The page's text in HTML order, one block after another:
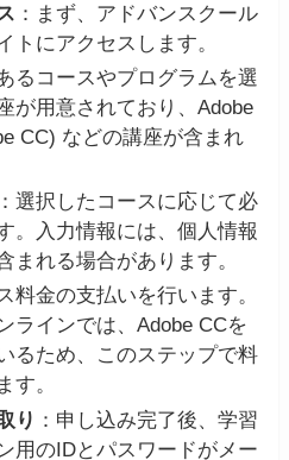
：まず、アドバンスクール
トにアクセスします​​。
るコースやプログラムを選
が用意されており、Adobe
CC) などの講座が含まれ
：選択したコースに応じて必
。入力情報には、個人情報
まれる場合があります​​。
料金の支払いを行います。
ラインでは、Adobe CCを
るため、このステップで料
す​​。
り ：申し込み完了後、学習
用のIDとパスワードがメー